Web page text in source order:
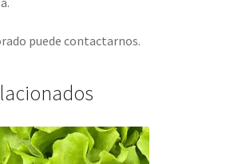
puede contactarnos.